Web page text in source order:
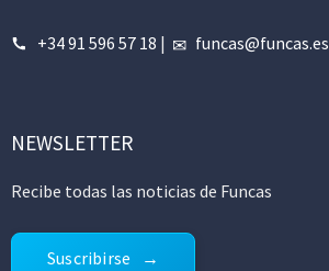
+34 91 596 57 18 | funcas@funcas.es
NEWSLETTER
Recibe todas las noticias de Funcas
Suscribirse